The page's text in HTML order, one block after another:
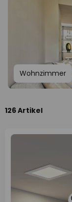
Wohnzimmer
126 Artikel